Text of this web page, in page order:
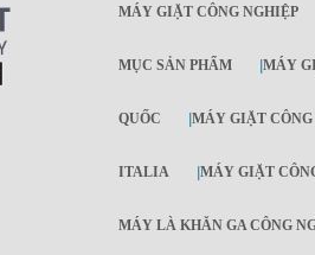
MÁY GIẶT CÔNG NGHIỆP
MỤC SẢN PHẨM |MÁY
QUỐC |MÁY GIẶT
ITALIA |MÁY GIẶT
MÁY LÀ KHĂN GA CÔNG